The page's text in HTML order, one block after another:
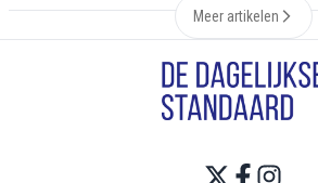
Meer artikelen